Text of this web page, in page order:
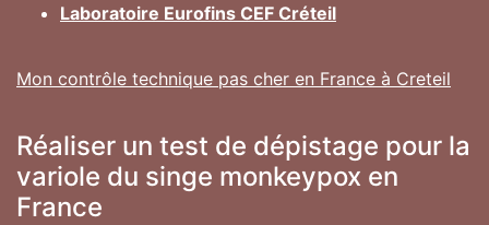
Laboratoire Eurofins CEF Créteil
Mon contrôle technique pas cher en France à Creteil
Réaliser un test de dépistage pour la
variole du singe monkeypox en
France